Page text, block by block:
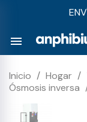
menu
Inicio Hogar
Ósmosis inversa